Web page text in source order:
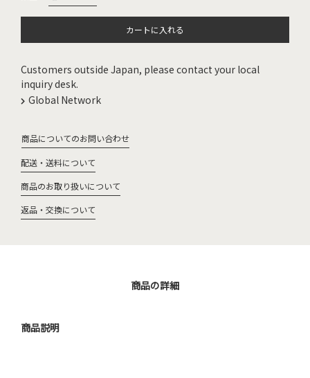
カートに入れる
Customers outside Japan, please contact your local
inquiry desk.
Global Network
商品についてのお問い合わせ
配送・送料について
商品のお取り扱いについて
返品・交換について
商品の詳細
商品説明